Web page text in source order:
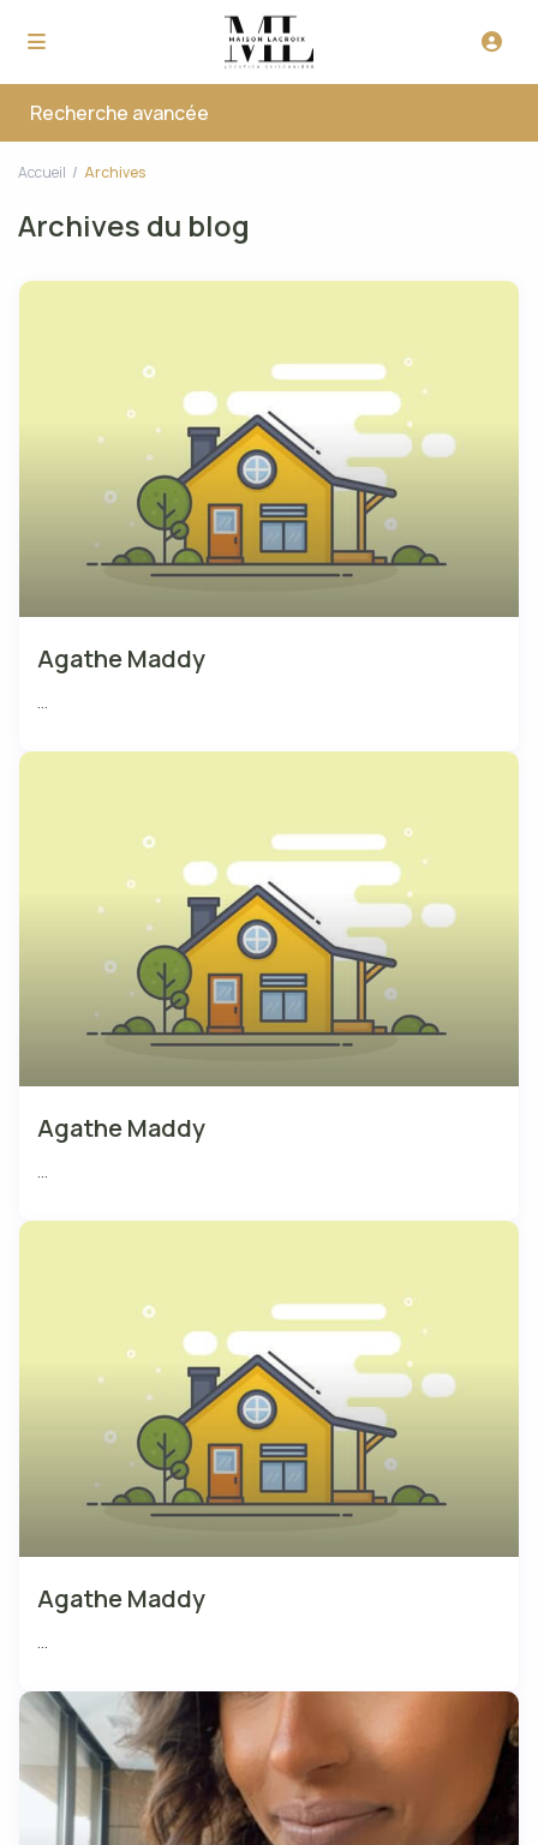
Recherche avancée
Accueil Archives
Archives du blog
Agathe Maddy
Agathe Maddy
...
Agathe Maddy
...